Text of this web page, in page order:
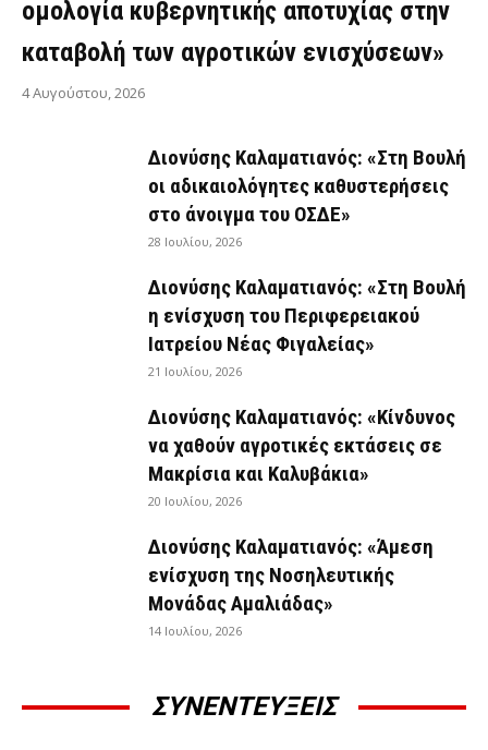
ομολογία κυβερνητικής αποτυχίας στην
καταβολή των αγροτικών ενισχύσεων»
4 Αυγούστου, 2026
Διονύσης Καλαματιανός: «Στη Βουλή
οι αδικαιολόγητες καθυστερήσεις
στο άνοιγμα του ΟΣΔΕ»
28 Ιουλίου, 2026
Διονύσης Καλαματιανός: «Στη Βουλή
η ενίσχυση του Περιφερειακού
Ιατρείου Νέας Φιγαλείας»
21 Ιουλίου, 2026
Διονύσης Καλαματιανός: «Κίνδυνος
να χαθούν αγροτικές εκτάσεις σε
Μακρίσια και Καλυβάκια»
20 Ιουλίου, 2026
Διονύσης Καλαματιανός: «Άμεση
ενίσχυση της Νοσηλευτικής
Μονάδας Αμαλιάδας»
14 Ιουλίου, 2026
ΣΥΝΕΝΤΕΥΞΕΙΣ
ΣΥΝΕΝΤΕΎΞΕΙΣ